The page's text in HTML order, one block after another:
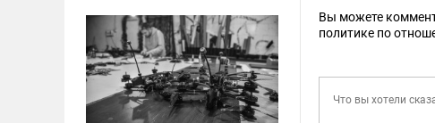
Вы можете
политике по